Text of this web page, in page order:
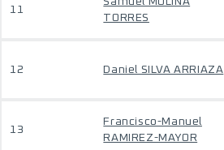
11
TORRES
12 Daniel SILVA ARRIAZA
13
Francisco-Manuel
RAMIREZ-MAYOR